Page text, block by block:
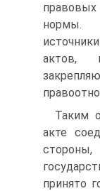
нормы.
актов,
Таким
акте
принято